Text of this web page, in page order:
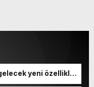
yeni özellikler